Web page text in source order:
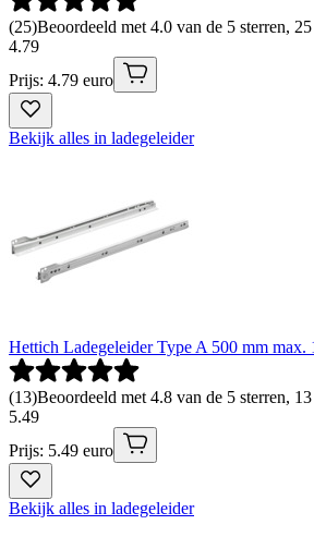
(25)Beoordeeld met 4.0 van de 5 sterren,
4.79
Prijs: 4.79 euro
Bekijk alles in ladegeleider
Hettich Ladegeleider Type A 500 mm max.
(13)Beoordeeld met 4.8 van de 5 sterren,
5.49
Prijs: 5.49 euro
Bekijk alles in ladegeleider